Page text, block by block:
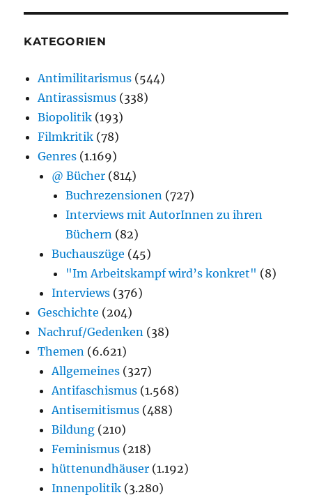
KATEGORIEN
Antimilitarismus (544)
Antirassismus (338)
Biopolitik (193)
Filmkritik (78)
Genres (1.169)
@ Bücher (814)
Buchrezensionen (727)
Interviews mit AutorInnen zu ihren
Büchern (82)
Buchauszüge (45)
"Im Arbeitskampf wird’s konkret" (8)
Interviews (376)
Geschichte (204)
Nachruf/Gedenken (38)
Themen (6.621)
Allgemeines (327)
Antifaschismus (1.568)
Antisemitismus (488)
Bildung (210)
Feminismus (218)
hüttenundhäuser (1.192)
Innenpolitik (3.280)